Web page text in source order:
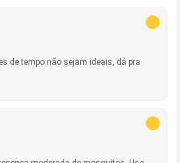
de tempo não sejam ideais, dá pra